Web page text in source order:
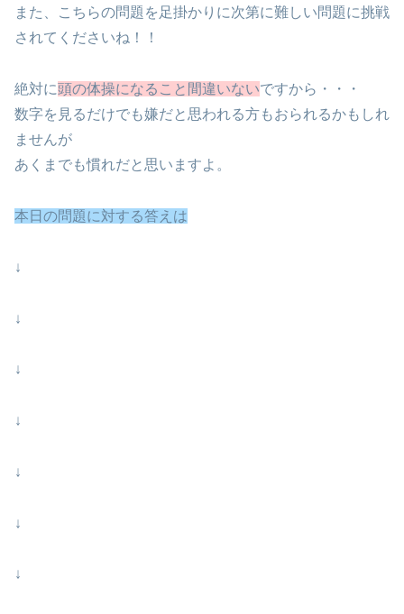
また、こちらの問題を足掛かりに次第に難しい問題に挑戦
されてくださいね！！
絶対に頭の体操になること間違いないですから・・・
数字を見るだけでも嫌だと思われる方もおられるかもしれ
ませんが
あくまでも慣れだと思いますよ。
本日の問題に対する答えは
↓
↓
↓
↓
↓
↓
↓